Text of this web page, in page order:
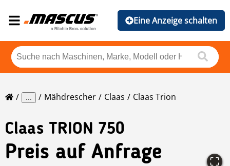
Eine Anzeige schalten
... Mähdrescher Claas Claas Trion
Claas TRION 750
Preis auf Anfrage